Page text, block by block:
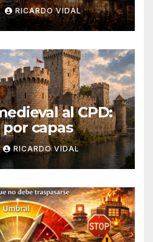
RICARDO VIDAL
al CPD:
capas
RICARDO VIDAL